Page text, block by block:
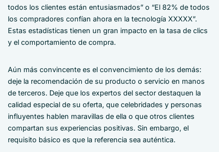
todos los clientes están entusiasmados” o “El 82% de todos
los compradores confían ahora en la tecnología XXXXX”.
Estas estadísticas tienen un gran impacto en la tasa de clics
y el comportamiento de compra.
Aún más convincente es el convencimiento de los demás:
deje la recomendación de su producto o servicio en manos
de terceros. Deje que los expertos del sector destaquen la
calidad especial de su oferta, que celebridades y personas
influyentes hablen maravillas de ella o que otros clientes
compartan sus experiencias positivas. Sin embargo, el
requisito básico es que la referencia sea auténtica.